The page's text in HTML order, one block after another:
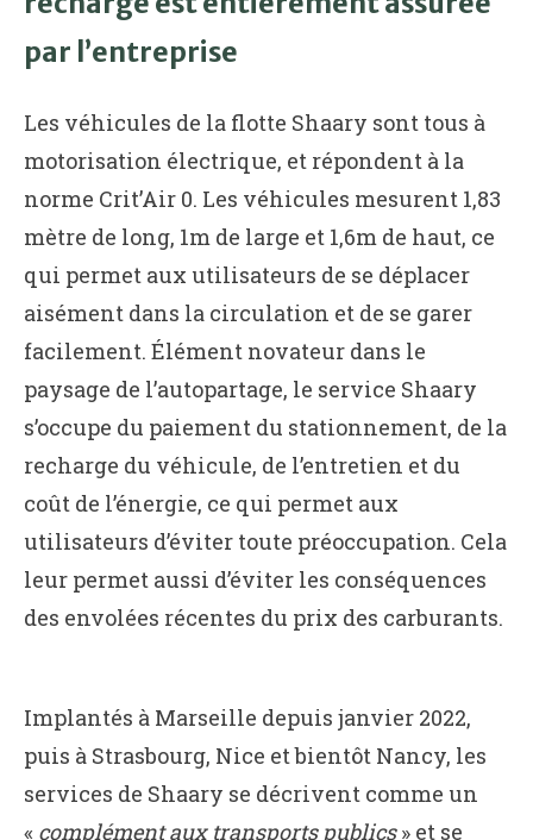
par l’entreprise
Les véhicules de la flotte Shaary sont tous à
motorisation électrique, et répondent à la
norme Crit’Air 0. Les véhicules mesurent 1,83
mètre de long, 1m de large et 1,6m de haut, ce
qui permet aux utilisateurs de se déplacer
aisément dans la circulation et de se garer
facilement. Élément novateur dans le
paysage de l’autopartage, le service Shaary
s’occupe du paiement du stationnement, de la
recharge du véhicule, de l’entretien et du
coût de l’énergie, ce qui permet aux
utilisateurs d’éviter toute préoccupation. Cela
leur permet aussi d’éviter les conséquences
des envolées récentes du prix des carburants.
Implantés à Marseille depuis janvier 2022,
puis à Strasbourg, Nice et bientôt Nancy, les
services de Shaary se décrivent comme un
« complément aux transports publics» et se